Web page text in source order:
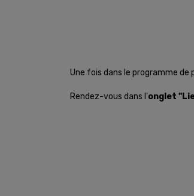
Une fois dans le programme
Rendez-vous dans l'onglet